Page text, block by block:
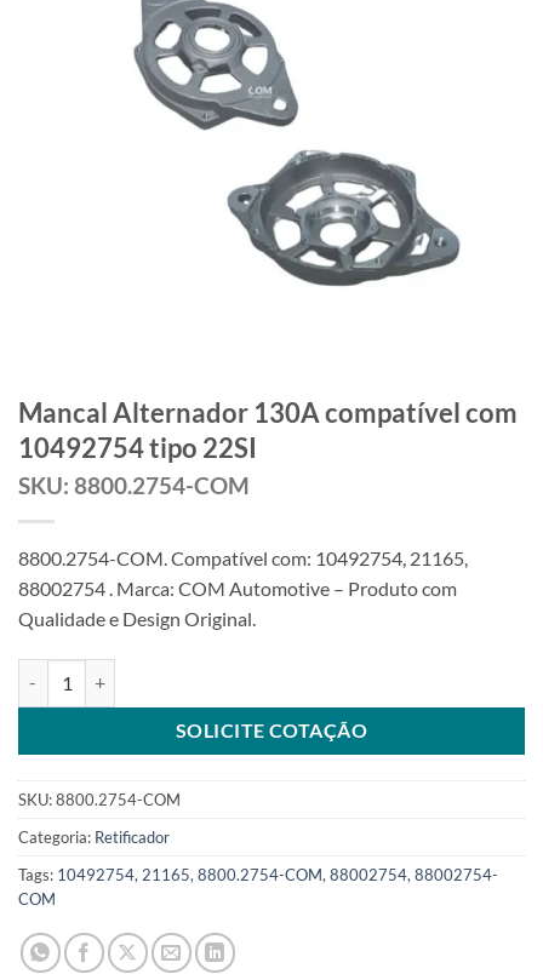
Mancal Alternador 130A compatível com
10492754 tipo 22SI
SKU: 8800.2754-COM
8800.2754-COM. Compatível com: 10492754, 21165,
88002754 . Marca: COM Automotive – Produto com
Qualidade e Design Original.
SOLICITE COTAÇÃO
SKU:8800.2754-COM
Categoria: Retificador
Tags: 10492754, 21165, 8800.2754-COM, 88002754, 88002754-
COM